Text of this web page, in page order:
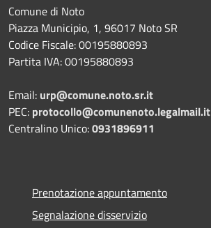
Comune di Noto
Piazza Municipio, 1, 96017 Noto SR
Codice Fiscale: 00195880893
Partita IVA: 00195880893
Email: urp@comune.noto.sr.it
PEC: protocollo@comunenoto.legalmail.it
Centralino Unico:0931896911
Prenotazione appuntamento
Segnalazione disservizio